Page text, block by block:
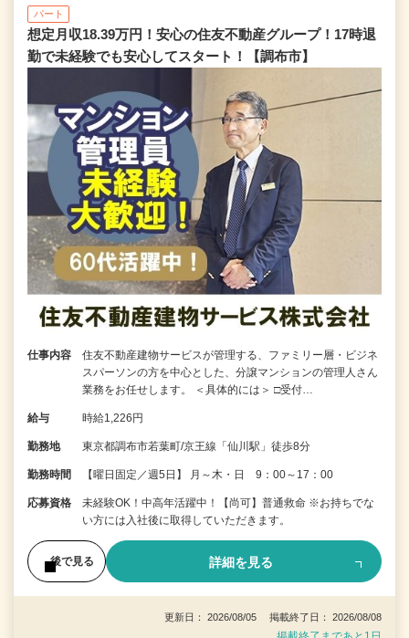
パート
想定月収18.39万円！安心の住友不動産グループ！17時退
勤で未経験でも安心してスタート！【調布市】
仕事内容
住友不動産建物サービスが管理する、ファミリー層・ビジネ
スパーソンの方を中心とした、分譲マンションの管理人さん
業務をお任せします。 ＜具体的には＞ □受付…
給与 時給1,226円
勤務地 東京都調布市若葉町/京王線「仙川駅」徒歩8分
勤務時間 【曜日固定／週5日】 月～木・日 9：00～17：00
応募資格
未経験OK！中高年活躍中！【尚可】普通救命 ※お持ちでな
い方には入社後に取得していただきます。
後で見る 詳細を見る
更新日： 2026/08/05 掲載終了日： 2026/08/08